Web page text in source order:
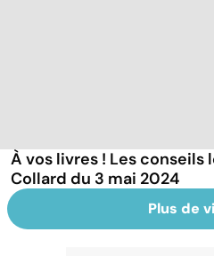
À vos livres ! Les
Collard du 3 mai 2024
Plus de